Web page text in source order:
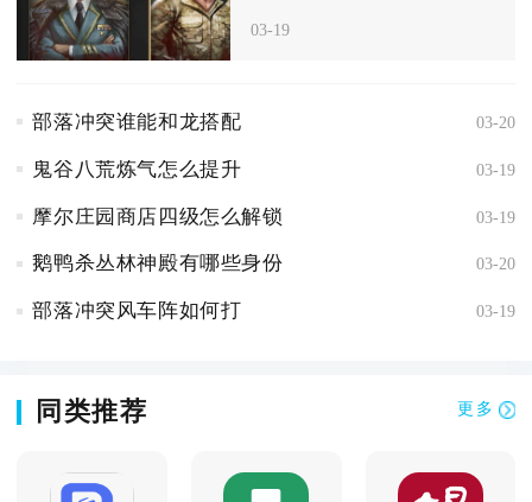
源和食
03-19
部落冲突谁能和龙搭配 03-20
鬼谷八荒炼气怎么提升 03-19
摩尔庄园商店四级怎么解锁 03-19
鹅鸭杀丛林神殿有哪些身份 03-20
部落冲突风车阵如何打 03-19
同类推荐 更多